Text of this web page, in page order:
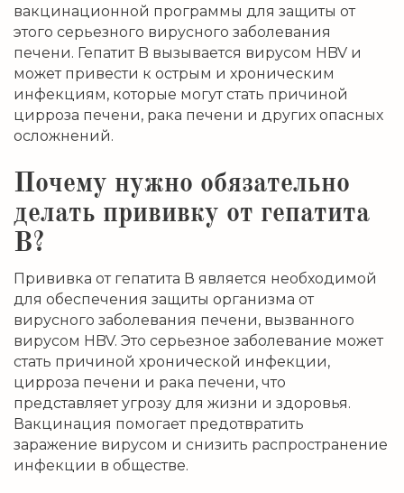
вакцинационной программы для защиты от
этого серьезного вирусного заболевания
печени. Гепатит B вызывается вирусом HBV и
может привести к острым и хроническим
инфекциям, которые могут стать причиной
цирроза печени, рака печени и других опасных
осложнений.
Почему нужно обязательно
делать прививку от гепатита
В?
Прививка от гепатита В является необходимой
для обеспечения защиты организма от
вирусного заболевания печени, вызванного
вирусом HBV. Это серьезное заболевание может
стать причиной хронической инфекции,
цирроза печени и рака печени, что
представляет угрозу для жизни и здоровья.
Вакцинация помогает предотвратить
заражение вирусом и снизить распространение
инфекции в обществе.